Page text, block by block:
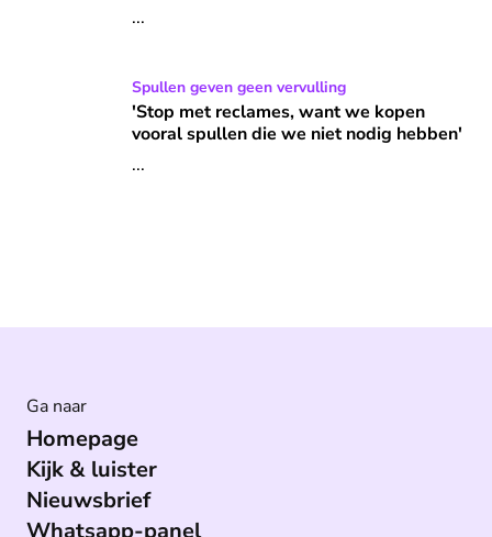
...
'Stop met reclames, want we kopen vooral spullen die
Spullen geven geen vervulling
'Stop met reclames, want we kopen
vooral spullen die we niet nodig hebben'
...
Ga naar
Homepage
Kijk & luister
Nieuwsbrief
Whatsapp-panel